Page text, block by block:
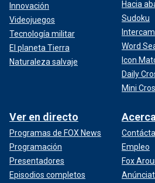
Innovación
Videojuegos
Tecnología militar
El planeta Tierra
Naturaleza salvaje
Hacia
Sudoku
Word
Icon
Daily
Mini
Ver en directo
Programas de FOX News
Programación
Presentadores
Episodios completos
Empleo
Fox